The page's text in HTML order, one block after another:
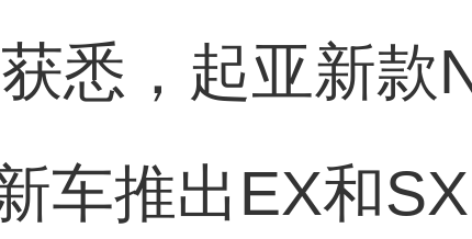
悉，起亚新款
车推出EX和